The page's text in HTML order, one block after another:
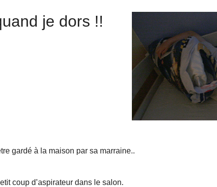
je dors !!
gardé à la maison par sa marraine..
coup d’aspirateur dans le salon.